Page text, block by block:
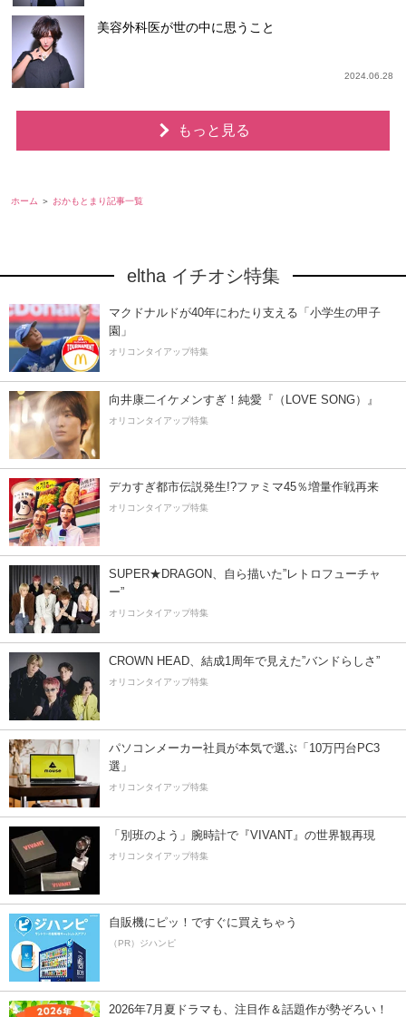
美容外科医が世の中に思うこと
2024.06.28
もっと見る
ホーム おかもとまり記事一覧
eltha イチオシ特集
マクドナルドが40年にわたり支える「小学生の甲子
園」
オリコンタイアップ特集
向井康二イケメンすぎ！純愛『（LOVE SONG）』
オリコンタイアップ特集
デカすぎ都市伝説発生!?ファミマ45％増量作戦再来
オリコンタイアップ特集
SUPER★DRAGON、自ら描いた”レトロフューチャ
ー”
オリコンタイアップ特集
CROWN HEAD、結成1周年で見えた”バンドらしさ”
オリコンタイアップ特集
パソコンメーカー社員が本気で選ぶ「10万円台PC3
選」
オリコンタイアップ特集
「別班のよう」腕時計で『VIVANT』の世界観再現
オリコンタイアップ特集
自販機にピッ！ですぐに買えちゃう
（PR）ジハンピ
2026年7月夏ドラマも、注目作＆話題作が勢ぞろい！